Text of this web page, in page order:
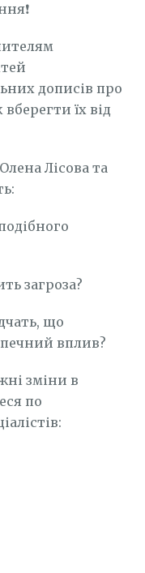
дописів про
вберегти їх від
Лісова та
загроза?
що
вплив?
зміни в
по